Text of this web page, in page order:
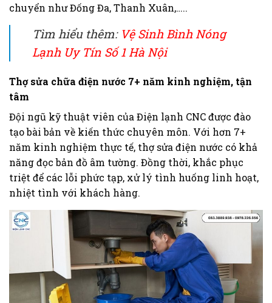
chuyển như Đống Đa, Thanh Xuân,…..
Tìm hiểu thêm: Vệ Sinh Bình Nóng
Lạnh Uy Tín Số 1 Hà Nội
Thợ sửa chữa điện nước 7+ năm kinh nghiệm, tận
tâm
Đội ngũ kỹ thuật viên của Điện lạnh CNC được đào
tạo bài bản về kiến thức chuyên môn. Với hơn 7+
năm kinh nghiệm thực tế, thợ sửa điện nước có khả
năng đọc bản đồ âm tường. Đồng thời, khắc phục
triệt để các lỗi phức tạp, xử lý tình huống linh hoạt,
nhiệt tình với khách hàng.